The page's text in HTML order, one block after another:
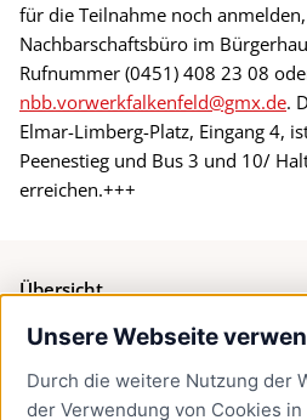
Unsere Webseite
Durch die weitere Nutzung der
der Verwendung von Cookies
für die Teilnahme noch
Nachbarschaftsbüro im
Rufnummer (0451) 408 23 08
nbb.vorwerkfalkenfeld@gmx.de.
Elmar-Limberg-Platz, Eingang 4,
Peenestieg und Bus 3 und 10/
erreichen.+++
Übersicht
Bürgerservice
Presse